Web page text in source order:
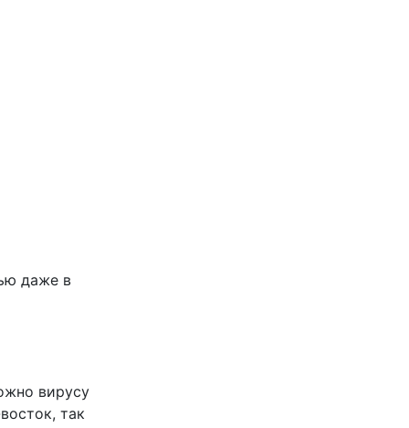
даже в
вирусу
так